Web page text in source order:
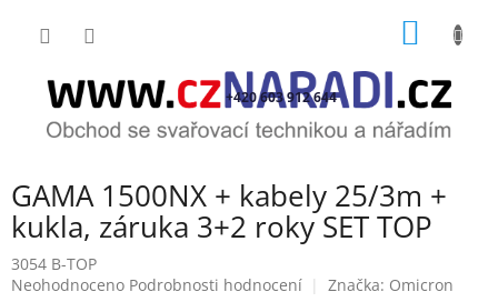
+420 603 912 644
GAMA 1500NX + kabely 25/3m +
kukla, záruka 3+2 roky SET TOP
3054 B-TOP
Průměrné
Neohodnoceno Podrobnosti hodnocení Značka: Omicron